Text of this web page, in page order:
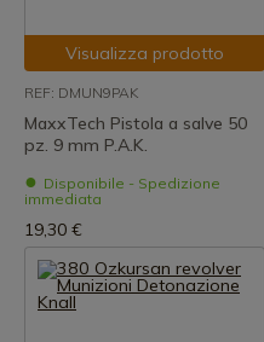
Visualizza prodotto
REF: DMUN9PAK
MaxxTech Pistola a salve 50
pz. 9 mm P.A.K.
Disponibile - Spedizione
immediata
19,30 €